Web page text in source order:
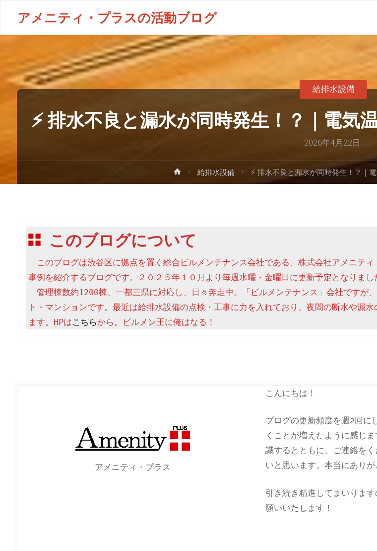
アメニティ・プラスの活動ブログ
⚡ 排水不良と漏水が同時発生！？｜電気
2026年4月22日
給排水設備
給排水設備 ⚡ 排水不良と漏水が同時発生！？｜
このブログについて
このブログは渋谷区に拠点を置く総合ビルメンテナンス会社である、株式会社アメニテ
事例を紹介するブログです。２０２５年１０月より毎週水曜・金曜日に更新予定となりまし
管理棟数約1200棟、一都三県に対応し、日々奔走中。「ビルメンテナンス」会社ですが
ト・マンションです。最近は給排水設備の点検・工事に力を入れており、夜間の断水や漏
ます。HPはこちらから。ビルメン王に俺はなる！
アメニティ・プラス
こんにちは！
ブログの更新頻度を週2回に
くことが増えたように感じ
識するとともに、ご連絡を
いと思います。本当にありが
引き続き精進してまいりま
願いいたします！